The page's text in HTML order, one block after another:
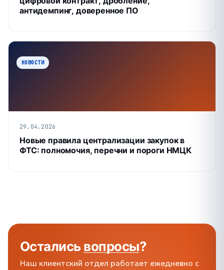
антидемпинг, доверенное ПО
НОВОСТИ
29.04.2026
Новые правила централизации закупок в
ФТС: полномочия, перечни и пороги НМЦК
Осталисьвопросы?
Наш клиентский отдел работает ежедневно с